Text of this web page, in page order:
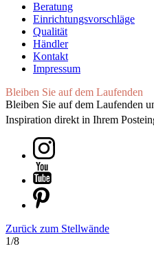
Beratung
Einrichtungsvorschläge
Qualität
Händler
Kontakt
Impressum
Bleiben Sie auf dem Laufenden
Bleiben Sie auf dem Laufenden
Inspiration direkt in Ihrem
Zurück zum Stellwände
1/8